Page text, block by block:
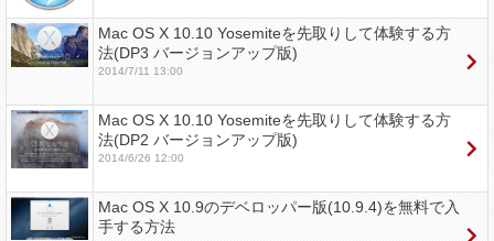
Mac OS X 10.10 Yosemiteを先取りして体験する方
法(DP3 バージョンアップ版)
2014/7/11 13:00
Mac OS X 10.10 Yosemiteを先取りして体験する方
法(DP2 バージョンアップ版)
2014/6/26 12:00
Mac OS X 10.9のデベロッパー版(10.9.4)を無料で入
手する方法